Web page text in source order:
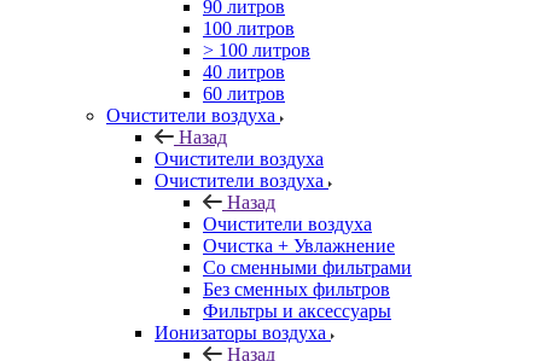
90 литров
100 литров
> 100 литров
40 литров
60 литров
Очистители воздуха
Назад
Очистители воздуха
Очистители воздуха
Назад
Очистители воздуха
Очистка + Увлажнение
Cо сменными фильтрами
Без сменных фильтров
Фильтры и аксессуары
Ионизаторы воздуха
Назад